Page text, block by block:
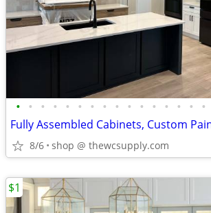
• • • • • • • • • • • • • • • •
8/6 shop @ thewcsupply.com
$1